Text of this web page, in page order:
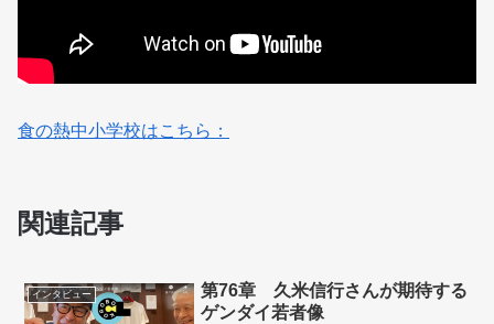
食の熱中小学校はこちら：
関連記事
インタビュー
第76章 久米信行さんが期待する
ゲンダイ若者像